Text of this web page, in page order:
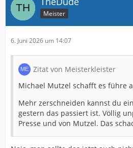
Meister
6. Juni 2026 um 14:07
Zitat von Meisterkleister
Michael Mutzel schafft es führe
Mehr zerschneiden kannst du
gestern das passiert ist. Völlig
Presse und von Mutzel. Das